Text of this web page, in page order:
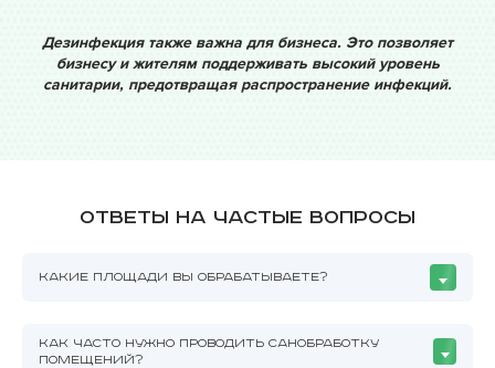
Дезинфекция также важна для бизнеса. Это позволяет
бизнесу и жителям поддерживать высокий уровень
санитарии, предотвращая распространение инфекций.
Ответы на частые вопросы
КАКИЕ ПЛОЩАДИ ВЫ ОБРАБАТЫВАЕТЕ?
КАК ЧАСТО НУЖНО ПРОВОДИТЬ САНОБРАБОТКУ
ПОМЕЩЕНИЙ?